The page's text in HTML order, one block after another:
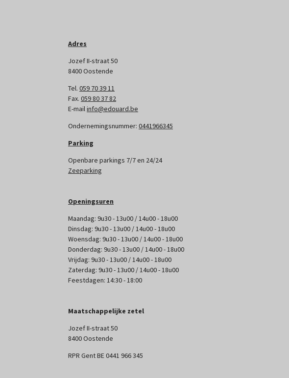
Adres
Jozef II-straat 50
8400 Oostende
Tel. 059 70 39 11
Fax. 059 80 37 82
E-mailinfo@edouard.be
Ondernemingsnummer: 0441966345
Parking
Openbare parkings 7/7 en 24/24
Zeeparking
Openingsuren
Maandag: 9u30 - 13u00 / 14u00 - 18u00
Dinsdag: 9u30 - 13u00 / 14u00 - 18u00
Woensdag: 9u30 - 13u00 / 14u00 - 18u00
Donderdag: 9u30 - 13u00 / 14u00 - 18u00
Vrijdag: 9u30 - 13u00 / 14u00 - 18u00
Zaterdag: 9u30 - 13u00 / 14u00 - 18u00
Feestdagen: 14:30 - 18:00
Maatschappelijke zetel
Jozef II-straat 50
8400 Oostende
RPR Gent BE 0441 966 345